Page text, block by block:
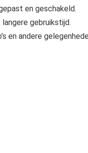
en geschakeld.
gebruikstijd.
en andere